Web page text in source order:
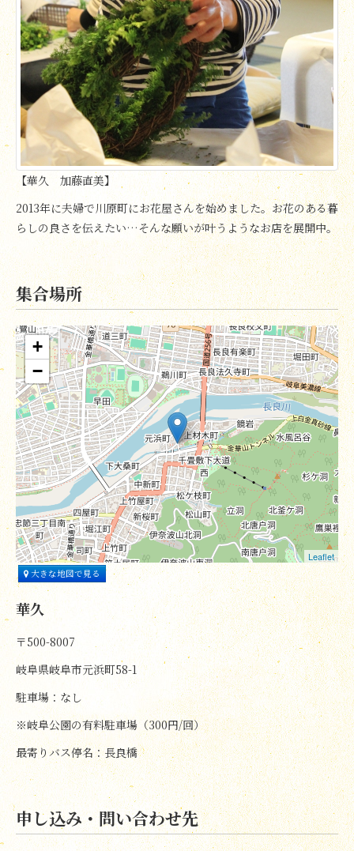
【華久 加藤直美】
2013年に夫婦で川原町にお花屋さんを始めました。お花のある暮
らしの良さを伝えたい…そんな願いが叶うようなお店を展開中。
集合場所
+
−
Leaflet
大きな地図で見る
華久
〒500-8007
岐阜県岐阜市元浜町58-1
駐車場：なし
※岐阜公園の有料駐車場（300円/回）
最寄りバス停名：長良橋
申し込み・問い合わせ先